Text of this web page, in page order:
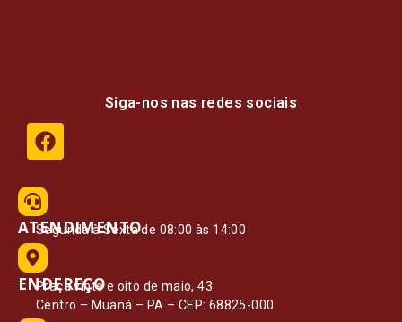
Siga-nos nas redes sociais
ATENDIMENTO
Segunda à Sexta de 08:00 às 14:00
ENDEREÇO
Praça vinte e oito de maio, 43
Centro – Muaná – PA – CEP: 68825-000